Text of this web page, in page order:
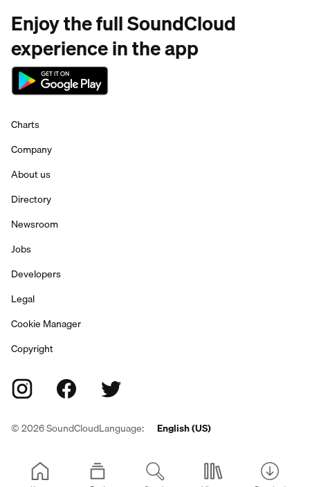
Enjoy the full SoundCloud
experience in the app
Charts
Company
About us
Directory
Newsroom
Jobs
Developers
Legal
Cookie Manager
Copyright
©2026SoundCloudLanguage: English (US)